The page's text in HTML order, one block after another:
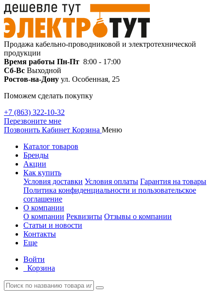
Продажа кабельно-проводниковой и электротехнической
продукции
Время работы Пн-Пт 8:00 - 17:00
Сб-Вс Выходной
Ростов-на-Дону ул. Особенная, 25
Поможем сделать покупку
+7 (863) 322-10-32
Перезвоните мне
Позвонить Кабинет Корзина Меню
Каталог товаров
Бренды
Акции
Как купить
Условия доставки Условия оплаты Гарантия на товары
Политика конфиденциальности и пользовательское
соглашение
О компании
О компании Реквизиты Отзывы о компании
Статьи и новости
Контакты
Еще
Войти
Корзина